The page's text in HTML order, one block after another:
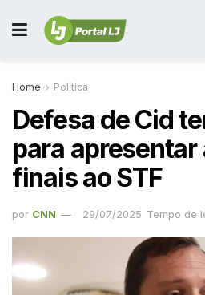
Home Política
Defesa de Cid
para
finais ao STF
por CNN 29/07/2025 Tempo de